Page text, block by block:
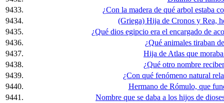
9433.
¿Con la madera de qué arbol estaba
9434.
(Griega) Hija de Cronos y Rea,
9435.
¿Qué dios egipcio era el encargado de
9436.
¿Qué animales tiraban
9437.
Hija de Atlas que
9438.
¿Qué otro nombre
9439.
¿Con qué fenómeno natural
9440.
Hermano de Rómulo, que
9441.
Nombre que se daba a los hijos de